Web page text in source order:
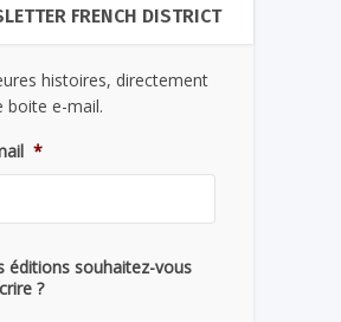
FRENCH DISTRICT
histoires, directement
boite e-mail.
*
éditions souhaitez-vous
?